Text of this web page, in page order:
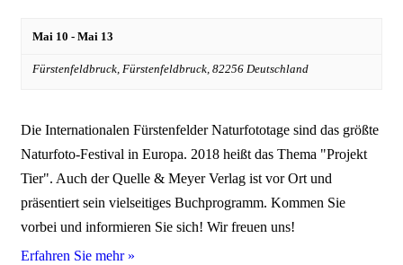
Mai 10 - Mai 13
Fürstenfeldbruck, Fürstenfeldbruck, 82256 Deutschland
Die Internationalen Fürstenfelder Naturfototage sind das größte
Naturfoto-Festival in Europa. 2018 heißt das Thema "Projekt
Tier". Auch der Quelle & Meyer Verlag ist vor Ort und
präsentiert sein vielseitiges Buchprogramm. Kommen Sie
vorbei und informieren Sie sich! Wir freuen uns!
Erfahren Sie mehr »